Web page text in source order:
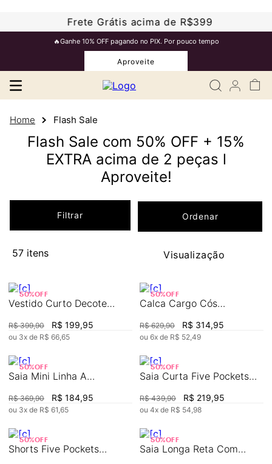
Frete Grátis acima de R$399
🔥Ganhe 10% OFF pagando no PIX. Por pouco tempo
Aproveite
Flash Sale
Flash Sale com 50% OFF + 15%
EXTRA acima de 2 peças l
Aproveite!
Filtrar
57
50%OFF
Vestido Curto Decote
R$ 399,90 R$ 199,95
ou 3x de R$ 66,65
50%OFF
Calca Cargo Cós
R$ 629,90 R$ 314,95
ou 6x de R$ 52,49
50%OFF
Saia Mini Linha A
R$ 369,90 R$ 184,95
ou 3x de R$ 61,65
50%OFF
Saia Curta Five Pockets
R$ 439,90 R$ 219,95
ou 4x de R$ 54,98
50%OFF
Shorts Five Pockets
50%OFF
Saia Longa Reta Com